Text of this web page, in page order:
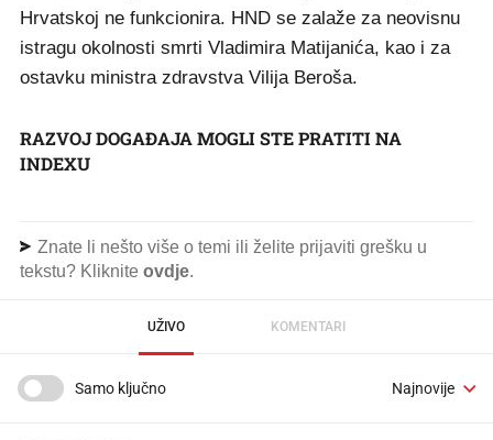
Hrvatskoj ne funkcionira. HND se zalaže za neovisnu
istragu okolnosti smrti Vladimira Matijanića, kao i za
ostavku ministra zdravstva Vilija Beroša.
RAZVOJ DOGAĐAJA MOGLI STE PRATITI NA
INDEXU
Znate li nešto više o temi ili želite prijaviti grešku u
tekstu? Kliknite ovdje.
UŽIVO KOMENTARI
Samo ključno